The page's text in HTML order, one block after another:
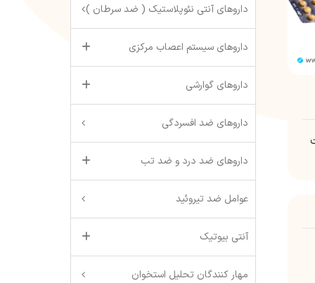
داروهای آنتی نئوپلاستیک ( ضد سرطان )
داروهای سیستم اعصاب مرکزی
داروهای گوارشی
داروهای ضد افسردگی
داروهای ضد درد و ضد تب
عوامل ضد تیروئید
آنتی بیوتیک
مهار کنندگان تحلیل استخوان